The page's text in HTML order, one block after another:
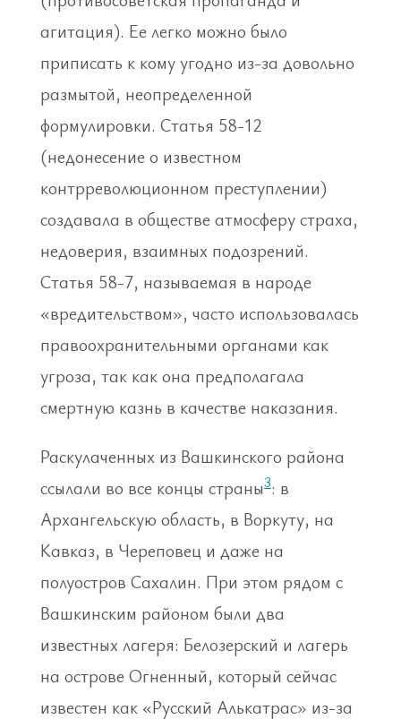
агитация). Ее легко можно было
приписать к кому угодно из-за довольно
размытой, неопределенной
формулировки. Статья 58-12
(недонесение о известном
контрреволюционном преступлении)
создавала в обществе атмосферу страха,
недоверия, взаимных подозрений.
Статья 58-7, называемая в народе
«вредительством», часто использовалась
правоохранительными органами как
угроза, так как она предполагала
смертную казнь в качестве наказания.
Раскулаченных из Вашкинского района
ссылали во все концы страны3: в
Архангельскую область, в Воркуту, на
Кавказ, в Череповец и даже на
полуостров Сахалин. При этом рядом с
Вашкинским районом были два
известных лагеря: Белозерский и лагерь
на острове Огненный, который сейчас
известен как «Русский Алькатрас» из-за